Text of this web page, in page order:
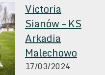
Sianów
MKS
Victoria
Sianów – KS
Arkadia
Malechowo
17/03/2024